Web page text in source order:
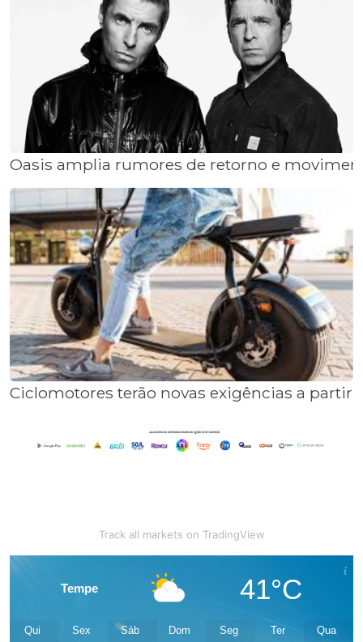
Oasis amplia rumores de retorno e
Ciclomotores terão novas exigências a partir
Track all markets on TradingView
Tempe 41°C
Qui Sex Sáb Dom Seg Ter Qua